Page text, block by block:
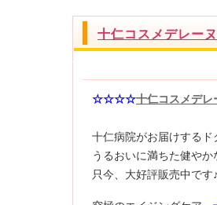
十仁コスメデレー
☆☆☆☆十仁コスメデレ
十仁病院がお届けする
うるおいに満ちた健や
只今、大好評販売中です